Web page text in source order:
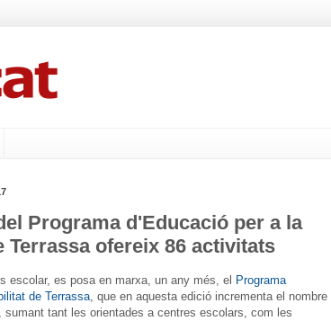
Programa d'Educació per a la
Terrassa ofereix 86 activitats
escolar, es posa en marxa, un any més, el Programa
de Terrassa, que en aquesta edició incrementa el nombre
tant les orientades a centres escolars, com les